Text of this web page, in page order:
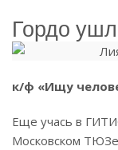
Гордо
к/ф «Ищу
Еще учась в
Московском